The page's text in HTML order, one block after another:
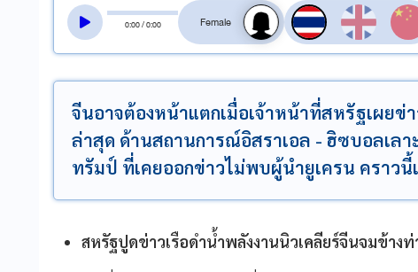
0:00/0:00
สลับเสียงอ่าน
จีนอาจต้องหน้าแตกเมื่อเจ้าหน้าที่สหรัฐเผยข่
ล่าสุด ด้านสถานการณ์อิสราเอล - ฮิซบอลเลา
ทรัมป์ ที่เคยออกข่าวไม่พบผู้นำยูเครน คราวนี้
สหรัฐปูดข่าวเรือดำน้ำพลังงานนิวเคลียร์จีนจมข้างท่